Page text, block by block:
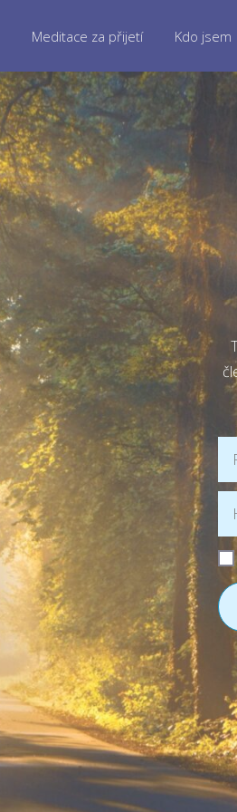
Meditace za přijetí Kdo jsem